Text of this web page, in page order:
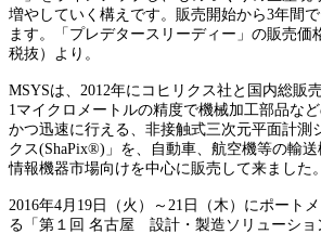
増やしていく構えです。販売開始から3年間
ます。「プレデタースリーディー」の販売価
税抜）より。
MSYSは、2012年にコヒリクス社と国内総販
1マイクロメートルの精度で機械加工部品な
かつ迅速に行える、非接触式三次元平面計測
クス(ShaPix®)」を、自動車、航空機等の輸送
情報機器市場向けを中心に販売して来ました。
2016年4月19日（火）～21日（木）にポート
る「第１回 名古屋 設計・製造ソリューショ